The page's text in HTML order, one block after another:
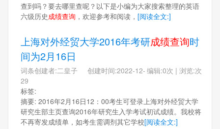
查到吗？要去哪里查呢？以下是小编为大家搜索整理的英语
六级历史成绩查询 ，欢迎参考和阅读， [阅读全文:]
上海对外经贸大学2016年考研成绩查询时
间为2月16日
编辑:0次 | 浏览:次
词条创建者:二皇子 创建时间:2022-12-
29
标签:
摘要: 2016年2月16日12：00考生可登录上海对外经贸大学
研究生部主页查询2016年研究生入学考试初试成绩。我校将
不再寄发成绩单，如考生需调剂其它学校[阅读全文:]